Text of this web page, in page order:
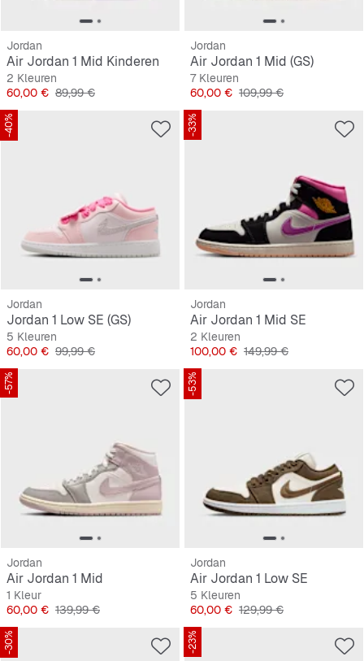
Jordan
Air Jordan 1 Mid Kinderen
2 Kleuren
Prijs
60,00 € Originele Prijs
89,99 €
Jordan
Air Jordan 1 Mid (GS)
7 Kleuren
Prijs
60,00 € Originele Prijs
109,99 €
-40%
Jordan
Jordan 1 Low SE (GS)
5 Kleuren
Prijs
60,00 € Originele Prijs
99,99 €
-33%
Jordan
Air Jordan 1 Mid SE
2 Kleuren
Prijs
100,00 € Originele Prijs
149,99 €
-57%
Jordan
Air Jordan 1 Mid
1 Kleur
Prijs
60,00 € Originele Prijs
139,99 €
-53%
Jordan
Air Jordan 1 Low SE
5 Kleuren
Prijs
60,00 € Originele Prijs
129,99 €
-30% -23%